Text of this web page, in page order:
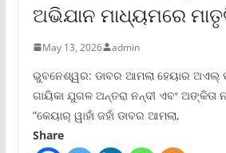
ଅଭିଯାନ ମାଧ୍ୟମରେ
May 13, 2026 admin
ଭୁବନେଶ୍ୱର: ଡାବର ଆମଲା ହେୟାର
ଗାୟିକା ଯୁଗଳ ଅନ୍ତରା ନନ୍ଦୀ ଏବଂ ଅଙ୍କିତା
“କେୟାର୍ ୱାହାଁ ଜହାଁ ଡାବର ଆମଲା,
Share